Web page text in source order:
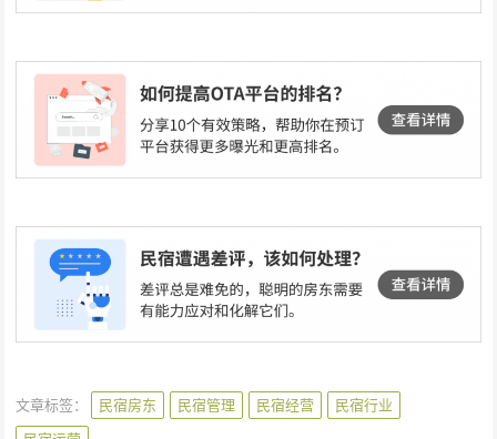
文章标签： 民宿房东 民宿管理 民宿经营
民宿行业